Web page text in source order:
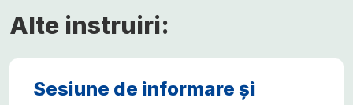
Alte instruiri:
Sesiune de informare și